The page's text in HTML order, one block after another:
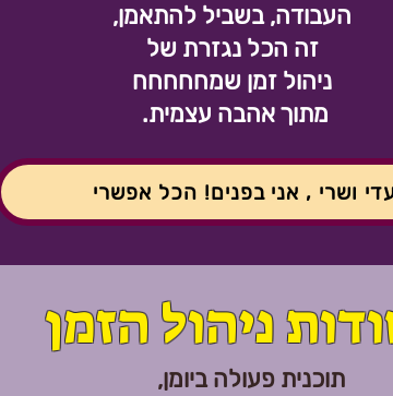
העבודה, בשביל להתאמן,
זה הכל נגזרת של
ניהול זמן שמחחחחח
מתוך אהבה עצמית.
ושרי , אני בפנים! הכל אפשרי
תוכנית פעולה ביומן,